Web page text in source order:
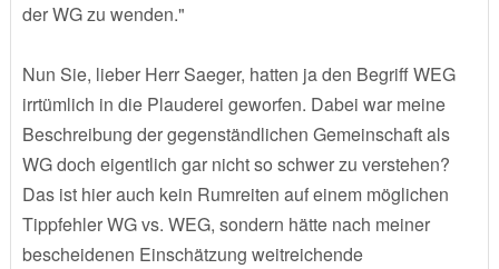
der WG zu wenden."
Nun Sie, lieber Herr Saeger, hatten ja den Begriff WEG
irrtümlich in die Plauderei geworfen. Dabei war meine
Beschreibung der gegenständlichen Gemeinschaft als
WG doch eigentlich gar nicht so schwer zu verstehen?
Das ist hier auch kein Rumreiten auf einem möglichen
Tippfehler WG vs. WEG, sondern hätte nach meiner
bescheidenen Einschätzung weitreichende